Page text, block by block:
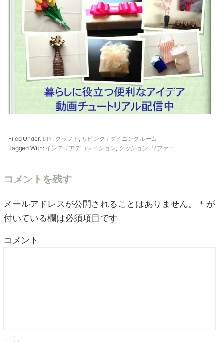
Filed Under: DIY, クラフト , リビング / ダイニングルーム
Tagged With: インテリアデコレーション, クッション, ソファー
コメントを残す
メールアドレスが公開されることはありません。 * が
付いている欄は必須項目です
コメント